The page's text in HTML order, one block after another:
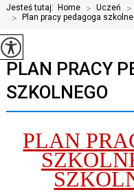
Jesteś tutaj: Home > Uczeń >
> Plan pracy pedagoga
PLAN PRACY
SZKOLNEGO
PLAN